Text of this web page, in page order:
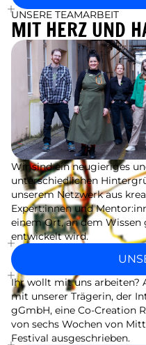
UNSERE TEAMARBEIT
MIT HERZ UND
Wir sind ein neugieriges
unterschiedlichen
unserem Netzwerk aus
Expert:innen und
einem Ort, an dem
entwickelt wird.
Ihr wollt mit uns arbeiten?
mit unserer Trägerin, der
gGmbH, eine Co-Creation
von sechs Wochen von
Festival ausgeschrieben.